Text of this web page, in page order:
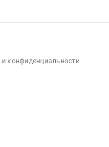
и конфиденциальности